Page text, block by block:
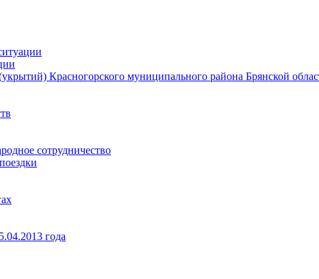
Красногорского муниципального района Брянской
сотрудничество
года